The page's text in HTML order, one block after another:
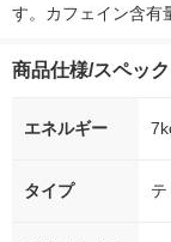
す。カフェイン含有
商品仕様/スペック
エネルギー
タイプ